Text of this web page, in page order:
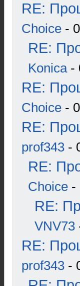
RE:
Choice -
RE:
Konica-
RE:
Choice -
RE:
prof343 -
RE:
Choice -
RE:
VNV73
RE:
prof343 -